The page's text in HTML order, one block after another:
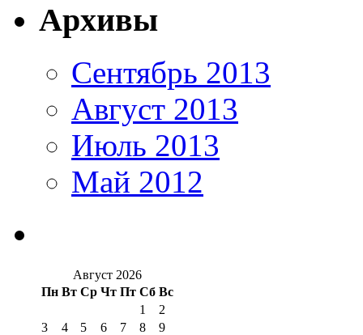
Архивы
Сентябрь 2013
Август 2013
Июль 2013
Май 2012
Август 2026
Пн Вт Ср Чт Пт Сб Вс
1
2
3
4 5 6 7 8
9